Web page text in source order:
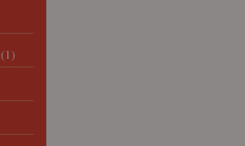
(1)